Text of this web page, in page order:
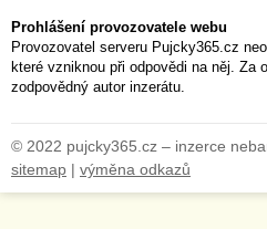
Prohlášení provozovatele webu
Provozovatel serveru Pujcky365.cz
které vzniknou při odpovědi na něj. Za
zodpovědný autor inzerátu.
© 2022 pujcky365.cz – inzerce
sitemap | výměna odkazů